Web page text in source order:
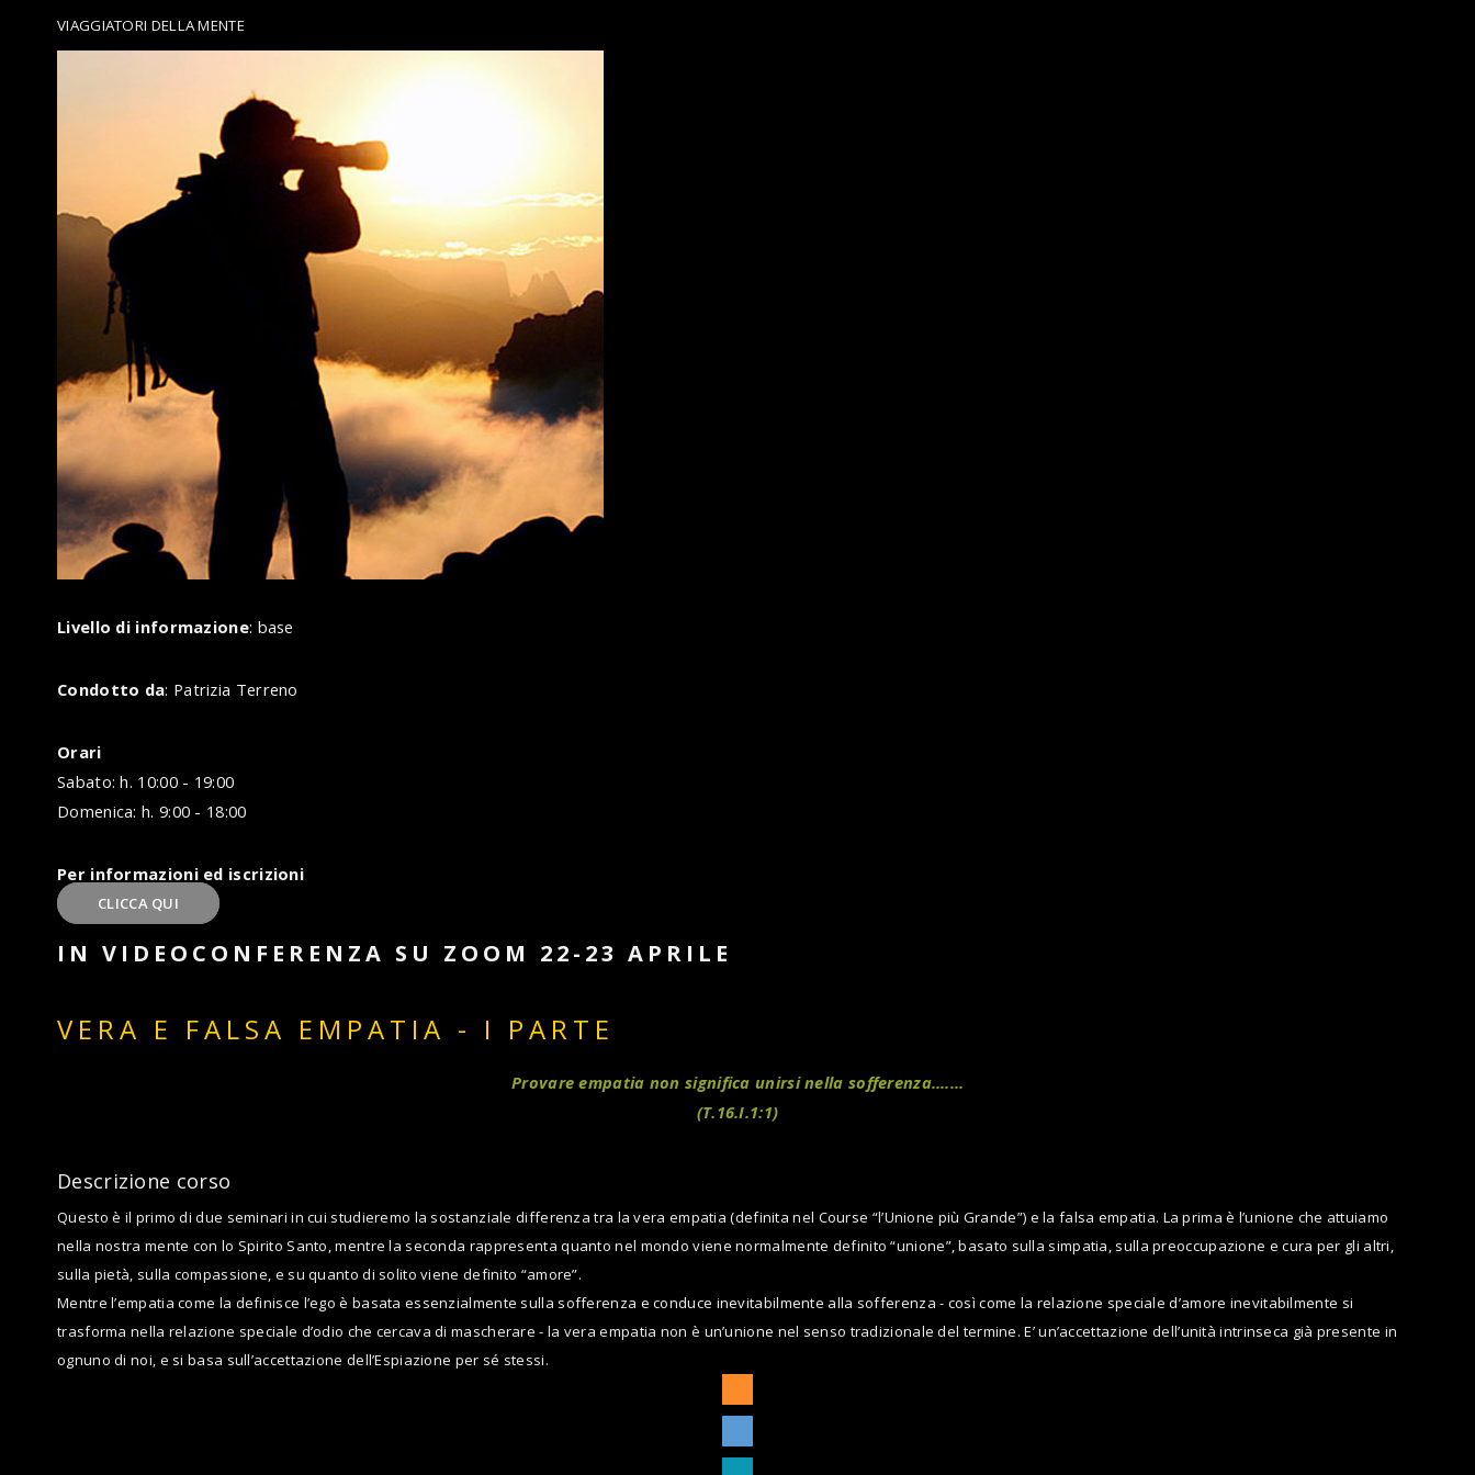
VIAGGIATORI DELLA MENTE
Livello di informazione: base
Condotto da: Patrizia Terreno
Orari
Sabato: h. 10:00 - 19:00
Domenica: h. 9:00 - 18:00
Per informazioni ed iscrizioni
CLICCA QUI
IN VIDEOCONFERENZA SU ZOOM 22-23 APRILE
VERA E FALSA EMPATIA - I PARTE
Provare empatia non significa unirsi nella sofferenza….…
(T.16.I.1:1)
Descrizione corso
Questo è il primo di due seminari in cui studieremo la sostanziale differenza tra la vera empatia (definita nel Course “l’Unione più Grande”) e la falsa empatia. La prima è l’unione che attuiamo
nella nostra mente con lo Spirito Santo, mentre la seconda rappresenta quanto nel mondo viene normalmente definito “unione”, basato sulla simpatia, sulla preoccupazione e cura per gli altri,
sulla pietà, sulla compassione, e su quanto di solito viene definito “amore”.
Mentre l’empatia come la definisce l’ego è basata essenzialmente sulla sofferenza e conduce inevitabilmente alla sofferenza - così come la relazione speciale d’amore inevitabilmente si
trasforma nella relazione speciale d’odio che cercava di mascherare - la vera empatia non è un’unione nel senso tradizionale del termine. E’ un’accettazione dell’unità intrinseca già presente in
ognuno di noi, e si basa sull’accettazione dell’Espiazione per sé stessi.